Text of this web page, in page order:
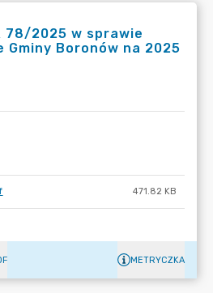
78/2025 w sprawie
Gminy Boronów na 2025
471.82 KB
METRYCZKA